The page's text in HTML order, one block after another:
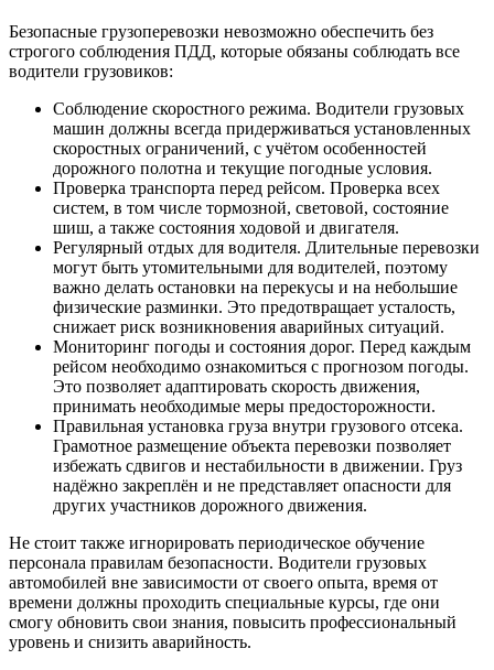
Безопасные грузоперевозки невозможно обеспечить без
строгого соблюдения ПДД, которые обязаны соблюдать все
водители грузовиков:
Соблюдение скоростного режима. Водители грузовых
машин должны всегда придерживаться установленных
скоростных ограничений, с учётом особенностей
дорожного полотна и текущие погодные условия.
Проверка транспорта перед рейсом. Проверка всех
систем, в том числе тормозной, световой, состояние
шиш, а также состояния ходовой и двигателя.
Регулярный отдых для водителя. Длительные перевозки
могут быть утомительными для водителей, поэтому
важно делать остановки на перекусы и на небольшие
физические разминки. Это предотвращает усталость,
снижает риск возникновения аварийных ситуаций.
Мониторинг погоды и состояния дорог. Перед каждым
рейсом необходимо ознакомиться с прогнозом погоды.
Это позволяет адаптировать скорость движения,
принимать необходимые меры предосторожности.
Правильная установка груза внутри грузового отсека.
Грамотное размещение объекта перевозки позволяет
избежать сдвигов и нестабильности в движении. Груз
надёжно закреплён и не представляет опасности для
других участников дорожного движения.
Не стоит также игнорировать периодическое обучение
персонала правилам безопасности. Водители грузовых
автомобилей вне зависимости от своего опыта, время от
времени должны проходить специальные курсы, где они
смогу обновить свои знания, повысить профессиональный
уровень и снизить аварийность.